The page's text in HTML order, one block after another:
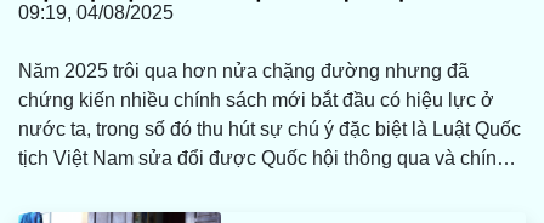
09:19, 04/08/2025
Năm 2025 trôi qua hơn nửa chặng đường nhưng đã
chứng kiến nhiều chính sách mới bắt đầu có hiệu lực ở
nước ta, trong số đó thu hút sự chú ý đặc biệt là Luật Quốc
tịch Việt Nam sửa đổi được Quốc hội thông qua và chính